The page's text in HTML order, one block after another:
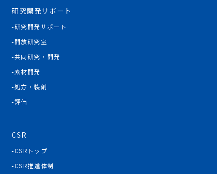
研究開発サポート
研究開発サポート
開放研究室
共同研究・開発
素材開発
処方・製剤
評価
CSR
CSRトップ
CSR推進体制